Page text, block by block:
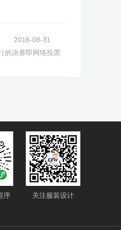
2016-08-31
的决赛即网络投票
序 关注服装设计